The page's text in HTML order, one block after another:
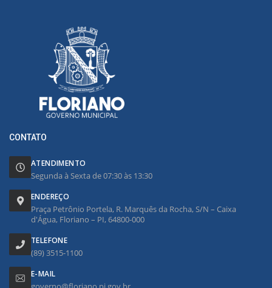
CONTATO
ATENDIMENTO
Segunda à Sexta de 07:30 às 13:30
ENDEREÇO
Praça Petrônio Portela, R. Marquês da Rocha, S/N – Caixa
d'Água, Floriano – PI, 64800-000
TELEFONE
(89) 3515-1100
E-MAIL